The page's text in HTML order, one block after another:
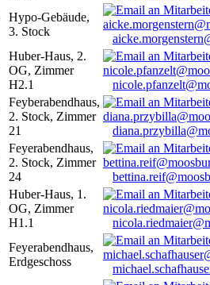
Hypo-Gebäude,
3. Stock
Huber-Haus, 2.
OG, Zimmer
H2.1
Feyberabendhaus,
2. Stock, Zimmer
21
Feyerabendhaus,
2. Stock, Zimmer
24
Huber-Haus, 1.
OG, Zimmer
H1.1
Feyerabendhaus,
Erdgeschoss